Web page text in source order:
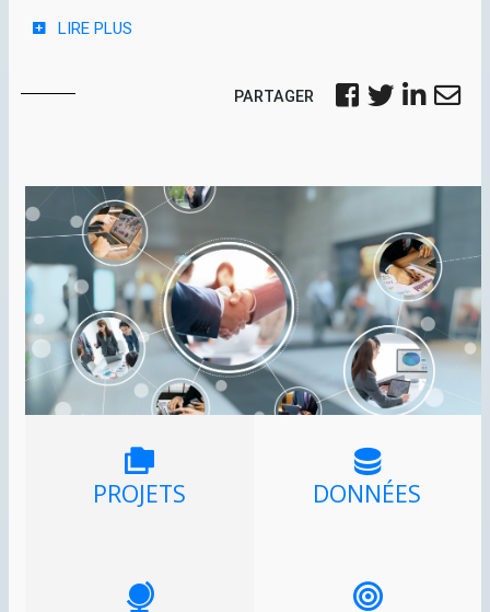
LIRE PLUS
PARTAGER
PROJETS DONNÉES